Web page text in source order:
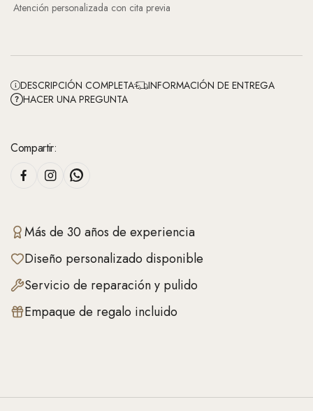
Atención personalizada con cita previa
DESCRIPCIÓN COMPLETA
INFORMACIÓN DE ENTREGA
HACER UNA PREGUNTA
Compartir:
Más de 30 años de experiencia
Diseño personalizado disponible
Servicio de reparación y pulido
Empaque de regalo incluido